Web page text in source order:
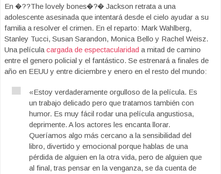
En �??The lovely bones�?� Jackson retrata a una
adolescente asesinada que intentará desde el cielo ayudar a su
familia a resolver el crimen. En el reparto: Mark Wahlberg,
Stanley Tucci, Susan Sarandon, Monica Bello y Rachel Weisz.
Una película cargada de espectacularidad a mitad de camino
entre el genero policial y el fantástico. Se estrenará a finales de
año en EEUU y entre diciembre y enero en el resto del mundo:
«Estoy verdaderamente orgulloso de la película. Es
un trabajo delicado pero que tratamos también con
humor. Es muy fácil rodar una película angustiosa,
deprimente. A los actores les encanta llorar.
Queríamos algo más cercano a la sensibilidad del
libro, divertido y emocional porque hablas de una
pérdida de alguien en la otra vida, pero de alguien que
al final, tras pensar en la venganza, se da cuenta de